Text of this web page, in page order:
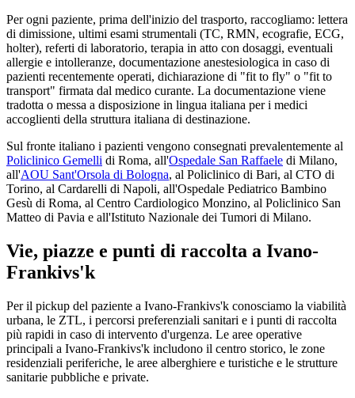
Per ogni paziente, prima dell'inizio del trasporto, raccogliamo: lettera
di dimissione, ultimi esami strumentali (TC, RMN, ecografie, ECG,
holter), referti di laboratorio, terapia in atto con dosaggi, eventuali
allergie e intolleranze, documentazione anestesiologica in caso di
pazienti recentemente operati, dichiarazione di "fit to fly" o "fit to
transport" firmata dal medico curante. La documentazione viene
tradotta o messa a disposizione in lingua italiana per i medici
accoglienti della struttura italiana di destinazione.
Sul fronte italiano i pazienti vengono consegnati prevalentemente al
Policlinico Gemelli di Roma, all'Ospedale San Raffaele di Milano,
all'AOU Sant'Orsola di Bologna, al Policlinico di Bari, al CTO di
Torino, al Cardarelli di Napoli, all'Ospedale Pediatrico Bambino
Gesù di Roma, al Centro Cardiologico Monzino, al Policlinico San
Matteo di Pavia e all'Istituto Nazionale dei Tumori di Milano.
Vie, piazze e punti di raccolta a Ivano-
Frankivs'k
Per il pickup del paziente a Ivano-Frankivs'k conosciamo la viabilità
urbana, le ZTL, i percorsi preferenziali sanitari e i punti di raccolta
più rapidi in caso di intervento d'urgenza. Le aree operative
principali a Ivano-Frankivs'k includono il centro storico, le zone
residenziali periferiche, le aree alberghiere e turistiche e le strutture
sanitarie pubbliche e private.